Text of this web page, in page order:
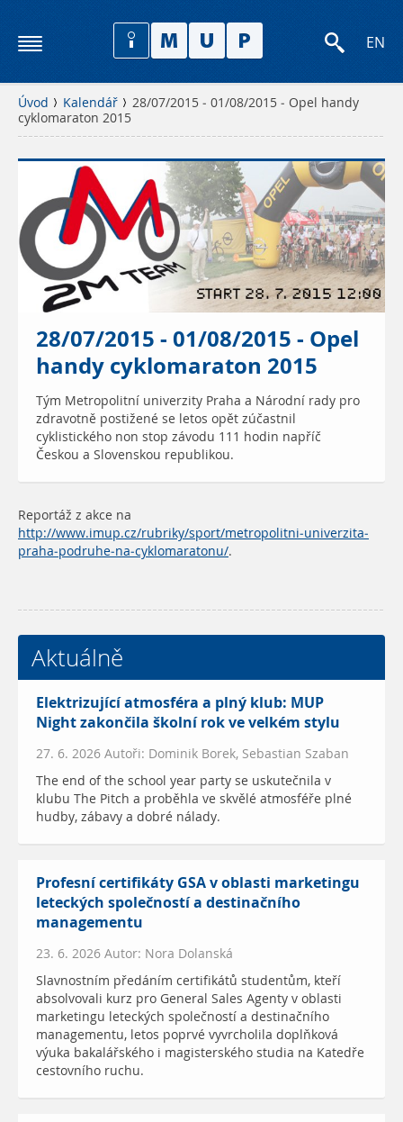
EN
Úvod Kalendář
28/07/2015 - 01/08/2015 - Opel handy
cyklomaraton 2015
28/07/2015 - 01/08/2015 - Opel
handy cyklomaraton 2015
Tým Metropolitní univerzity Praha a Národní rady pro
zdravotně postižené se letos opět zúčastnil
cyklistického non stop závodu 111 hodin napříč
Českou a Slovenskou republikou.
Reportáž z akce na
http://www.imup.cz/rubriky/sport/metropolitni-univerzita-
praha-podruhe-na-cyklomaratonu/.
Aktuálně
Elektrizující atmosféra a plný klub: MUP
Night zakončila školní rok ve velkém stylu
27. 6. 2026 Autoři: Dominik Borek, Sebastian Szaban
The end of the school year party se uskutečnila v
klubu The Pitch a proběhla ve skvělé atmosféře plné
hudby, zábavy a dobré nálady.
Profesní certifikáty GSA v oblasti marketingu
leteckých společností a destinačního
managementu
23. 6. 2026 Autor: Nora Dolanská
Slavnostním předáním certifikátů studentům, kteří
absolvovali kurz pro General Sales Agenty v oblasti
marketingu leteckých společností a destinačního
managementu, letos poprvé vyvrcholila doplňková
výuka bakalářského i magisterského studia na Katedře
cestovního ruchu.